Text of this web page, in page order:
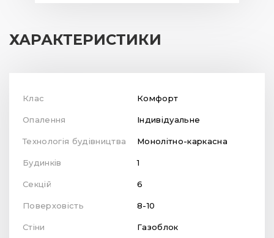
ХАРАКТЕРИСТИКИ
Клас Комфорт
Опалення Індивідуальне
Технологія будівництва Монолітно-каркасна
Будинків 1
Секцій 6
Поверховість 8-10
Стіни Газоблок